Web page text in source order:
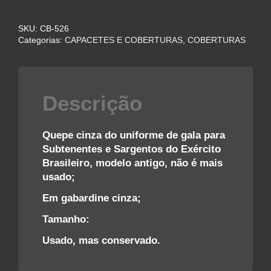
PARA
OFICIAIS
quantidade
SKU: CB-526
Categorias: CAPACETES E COBERTURAS, COBERTURAS
Descrição
Quepe cinza do uniforme de gala para
Subtenentes e Sargentos do Exército
Brasileiro, modelo antigo, não é mais
usado;
Em gabardine cinza;
Tamanho:
Usado, mas conservado.